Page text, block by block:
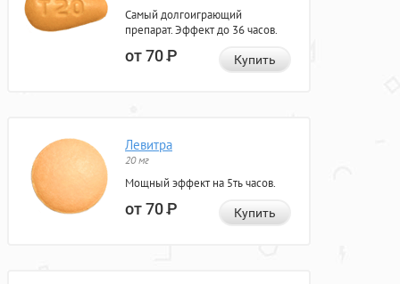
Самый долгоиграющий
препарат. Эффект до 36 часов.
от 70Р Купить
Левитра
20 мг
Мощный эффект на 5ть часов.
от 70Р Купить